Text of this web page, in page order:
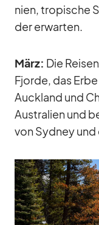
nien, tro­pi­sche
der er­war­ten.
März: Die
Fjorde, das
Auck­land und
Aus­tra­lien und
von Syd­ney und